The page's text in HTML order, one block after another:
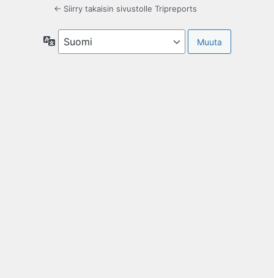
← Siirry takaisin sivustolle Tripreports
Kieli